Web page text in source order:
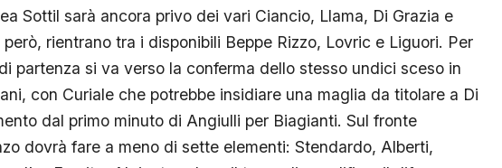
Sottil sarà ancora privo dei vari Ciancio, Llama, Di Grazia e
rientrano tra i disponibili Beppe Rizzo, Lovric e Liguori. Per
partenza si va verso la conferma dello stesso undici sceso in
con Curiale che potrebbe insidiare una maglia da titolare a Di
dal primo minuto di Angiulli per Biagianti. Sul fronte
dovrà fare a meno di sette elementi: Stendardo, Alberti,